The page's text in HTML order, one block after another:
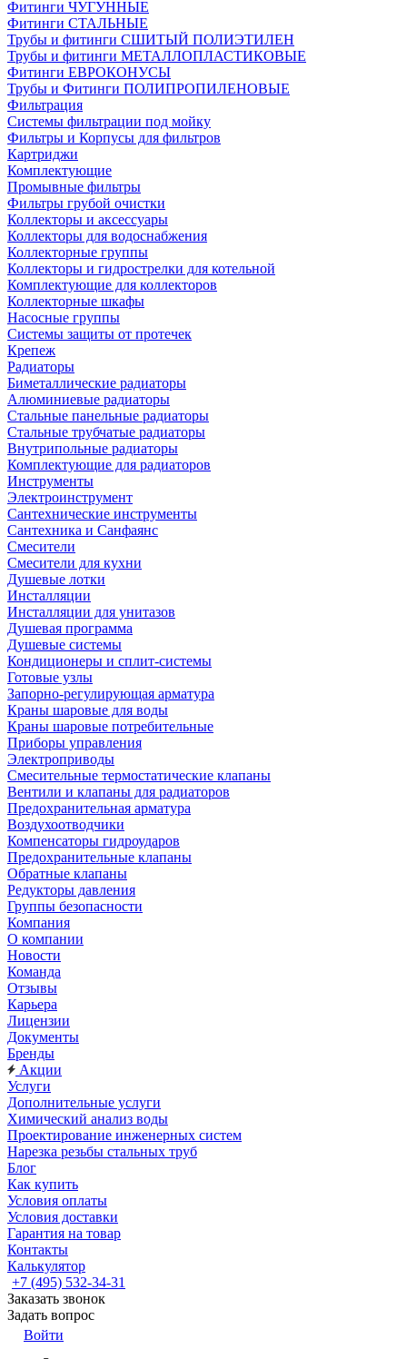
Фитинги ЧУГУННЫЕ
Фитинги СТАЛЬНЫЕ
Трубы и фитинги СШИТЫЙ ПОЛИЭТИЛЕН
Трубы и фитинги МЕТАЛЛОПЛАСТИКОВЫЕ
Фитинги ЕВРОКОНУСЫ
Трубы и Фитинги ПОЛИПРОПИЛЕНОВЫЕ
Фильтрация
Системы фильтрации под мойку
Фильтры и Корпусы для фильтров
Картриджи
Комплектующие
Промывные фильтры
Фильтры грубой очистки
Коллекторы и аксессуары
Коллекторы для водоснабжения
Коллекторные группы
Коллекторы и гидрострелки для котельной
Комплектующие для коллекторов
Коллекторные шкафы
Насосные группы
Системы защиты от протечек
Крепеж
Радиаторы
Биметаллические радиаторы
Алюминиевые радиаторы
Стальные панельные радиаторы
Стальные трубчатые радиаторы
Внутрипольные радиаторы
Комплектующие для радиаторов
Инструменты
Электроинструмент
Сантехнические инструменты
Сантехника и Санфаянс
Смесители
Смесители для кухни
Душевые лотки
Инсталляции
Инсталляции для унитазов
Душевая программа
Душевые системы
Кондиционеры и сплит-системы
Готовые узлы
Запорно-регулирующая арматура
Краны шаровые для воды
Краны шаровые потребительные
Приборы управления
Электроприводы
Смесительные термостатические клапаны
Вентили и клапаны для радиаторов
Предохранительная арматура
Воздухоотводчики
Компенсаторы гидроударов
Предохранительные клапаны
Обратные клапаны
Редукторы давления
Группы безопасности
Компания
О компании
Новости
Команда
Отзывы
Карьера
Лицензии
Документы
Бренды
Акции
Услуги
Дополнительные услуги
Химический анализ воды
Проектирование инженерных систем
Нарезка резьбы стальных труб
Блог
Как купить
Условия оплаты
Условия доставки
Гарантия на товар
Контакты
Калькулятор
+7 (495) 532‑34‑31
Заказать звонок
Задать вопрос
Войти